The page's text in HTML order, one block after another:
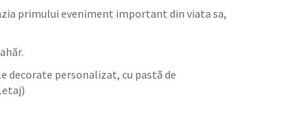
primului eveniment important din viata sa,
personalizat, cu pastă de